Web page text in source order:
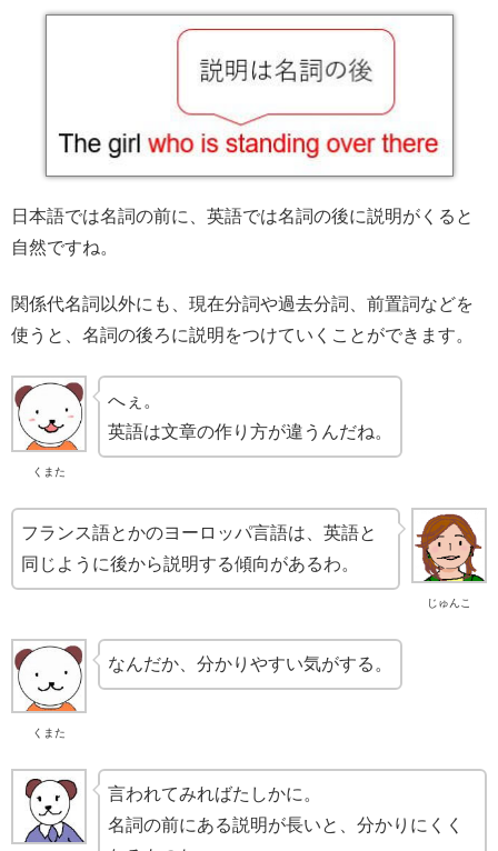
日本語では名詞の前に、英語では名詞の後に説明がくると
自然ですね。
関係代名詞以外にも、現在分詞や過去分詞、前置詞などを
使うと、名詞の後ろに説明をつけていくことができます。
くまた
へぇ。
英語は文章の作り方が違うんだね。
じゅんこ
フランス語とかのヨーロッパ言語は、英語と
同じように後から説明する傾向があるわ。
くまた
なんだか、分かりやすい気がする。
言われてみればたしかに。
名詞の前にある説明が長いと、分かりにくく